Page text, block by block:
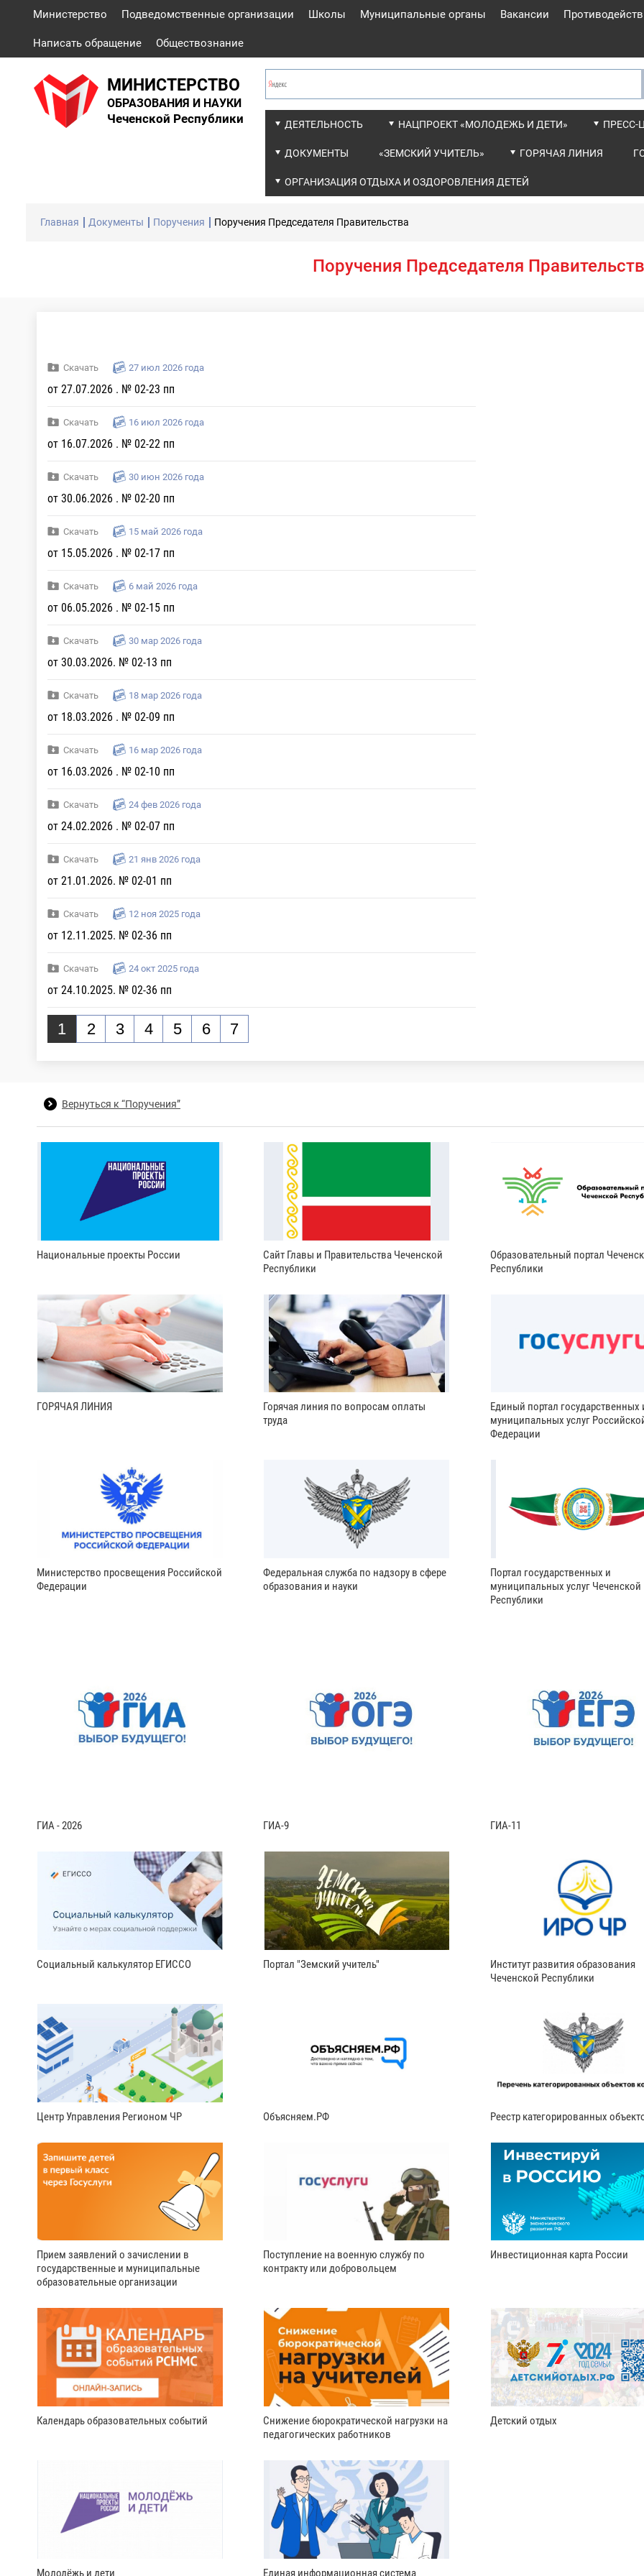
Министерство Подведомственные организации Школы Муниципальные органы Вакансии
Написать обращение Обществознание
МИНИСТЕРСТВО
ОБРАЗОВАНИЯ И НАУКИ
Чеченской Республики ДЕЯТЕЛЬНОСТЬ НАЦПРОЕКТ «МОЛОДЕЖЬ И ДЕТИ» ПРЕСС-
ДОКУМЕНТЫ «ЗЕМСКИЙ УЧИТЕЛЬ» ГОРЯЧАЯ ЛИНИЯ
ОРГАНИЗАЦИЯ ОТДЫХА И ОЗДОРОВЛЕНИЯ ДЕТЕЙ
Главная Документы Поручения Поручения Председателя Правительства
Поручения Председателя
Скачать 27 июл 2026 года
от 27.07.2026 . № 02-23 пп
Скачать 16 июл 2026 года
от 16.07.2026 . № 02-22 пп
Скачать 30 июн 2026 года
от 30.06.2026 . № 02-20 пп
Скачать 15 май 2026 года
от 15.05.2026 . № 02-17 пп
Скачать 6 май 2026 года
от 06.05.2026 . № 02-15 пп
Скачать 30 мар 2026 года
от 30.03.2026. № 02-13 пп
Скачать 18 мар 2026 года
от 18.03.2026 . № 02-09 пп
Скачать 16 мар 2026 года
от 16.03.2026 . № 02-10 пп
Скачать 24 фев 2026 года
от 24.02.2026 . № 02-07 пп
Скачать 21 янв 2026 года
от 21.01.2026. № 02-01 пп
Скачать 12 ноя 2025 года
от 12.11.2025. № 02-36 пп
Скачать 24 окт 2025 года
от 24.10.2025. № 02-36 пп
1 2 3 4 5 6 7
Вернуться к “Поручения”
Национальные проекты России
Сайт Главы и Правительства Чеченской
Республики
Образовательный портал
Республики
ГОРЯЧАЯ ЛИНИЯ
Горячая линия по вопросам оплаты
труда
Единый портал государственных
муниципальных услуг
Федерации
Министерство просвещения Российской
Федерации
Федеральная служба по надзору в сфере
образования и науки
Портал государственных и
муниципальных услуг Чеченской
Республики
ГИА - 2026 ГИА-9 ГИА-11
Социальный калькулятор ЕГИССО Портал "Земский учитель"
Институт развития образования
Чеченской Республики
Центр Управления Регионом ЧР Объясняем.РФ Реестр категорированных
Прием заявлений о зачислении в
государственные и муниципальные
образовательные организации
Поступление на военную службу по
контракту или добровольцем
Инвестиционная карта России
Календарь образовательных событий
Снижение бюрократической нагрузки на
педагогических работников
Детский отдых
Молодёжь и дети Единая информационная система